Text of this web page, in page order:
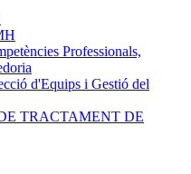
Professionals,
d'Equips i Gestió del
TRACTAMENT DE